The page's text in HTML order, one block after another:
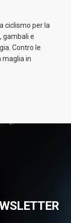
ciclismo per la
gambali e
Contro le
maglia in